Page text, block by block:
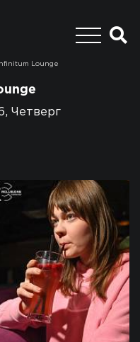
Infinitum Lounge
Четверг